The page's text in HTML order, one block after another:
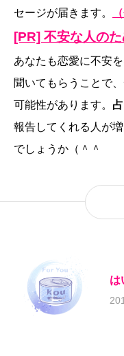
セージが届きます。
[PR] 不安な人の
あなたも恋愛に不安
聞いてもらうことで
可能性があります。
報告してくれる人が
でしょうか（＾＾
は